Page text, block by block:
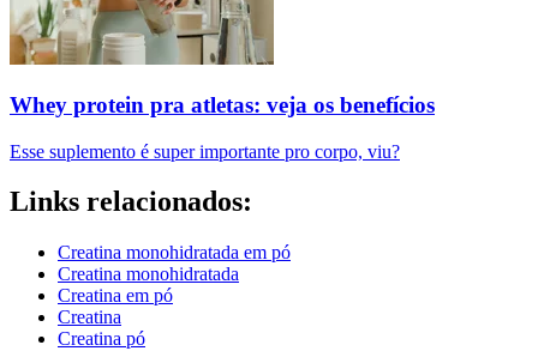
Whey protein pra atletas: veja os benefícios
Esse suplemento é super importante pro corpo, viu?
Links relacionados:
Creatina monohidratada em pó
Creatina monohidratada
Creatina em pó
Creatina
Creatina pó